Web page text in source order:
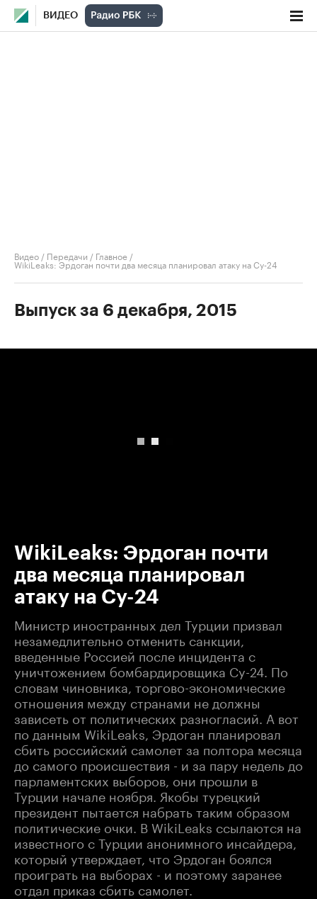
ВИДЕО
Видео / Передачи / Главное /
WikiLeaks: Эрдоган почти два месяца планировал атаку на Су-24
Выпуск за 6 декабря, 2015
WikiLeaks: Эрдоган почти
два месяца планировал
атаку на Су-24
Министр иностранных дел Турции призвал
незамедлительно отменить санкции,
введенные Россией после инцидента с
уничтожением бомбардировщика Су-24. По
словам чиновника, торгово-экономические
отношения между странами не должны
зависеть от политических разногласий. А вот
по данным WikiLeaks, Эрдоган планировал
сбить российский самолет за полтора месяца
до самого происшествия - и за пару недель до
парламентских выборов, они прошли в
Турции начале ноября. Якобы турецкий
президент пытается набрать таким образом
политические очки. В WikiLeaks ссылаются на
известного с Турции анонимного инсайдера,
который утверждает, что Эрдоган боялся
проиграть на выборах - и поэтому заранее
отдал приказ сбить самолет.